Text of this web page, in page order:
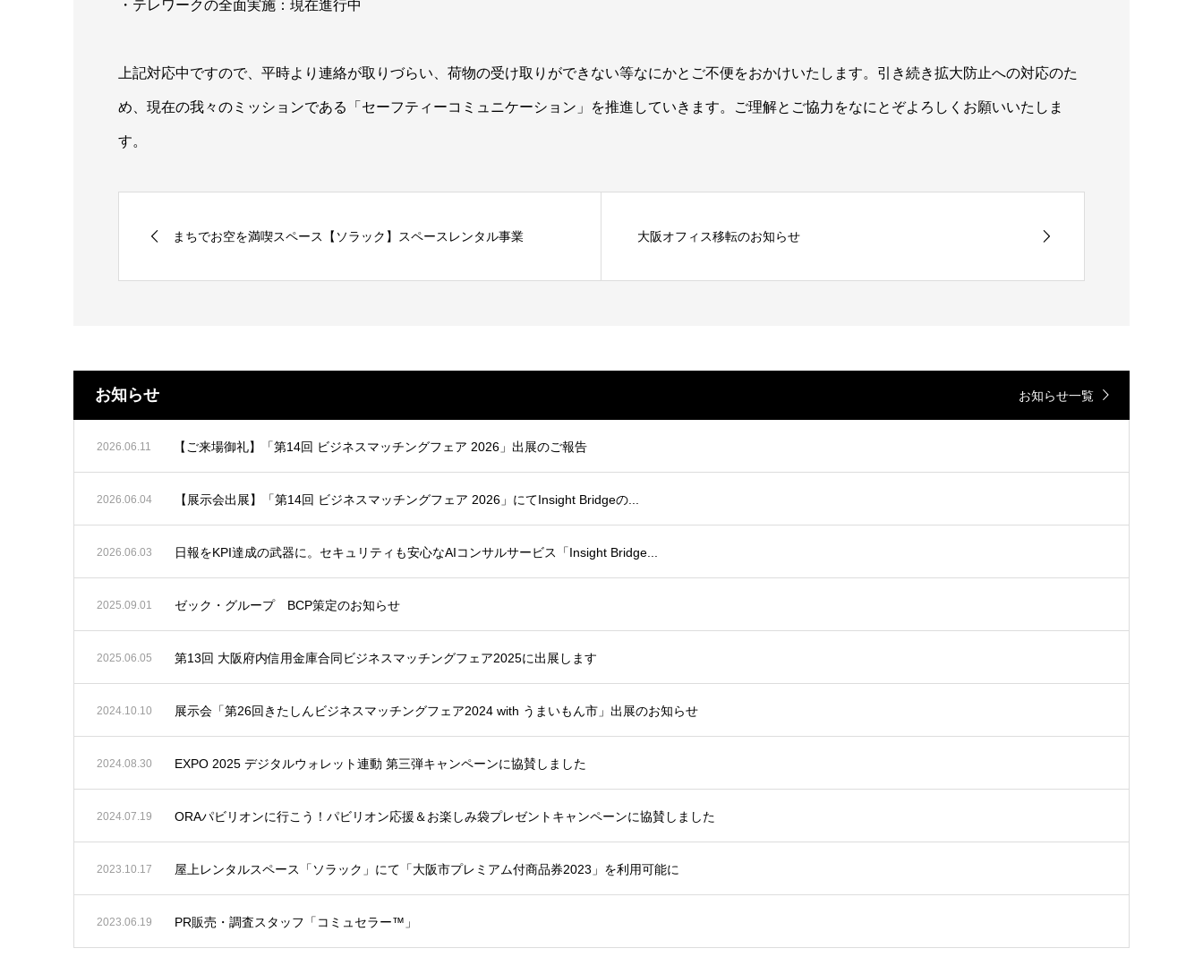
・テレワークの全面実施：現在進行中
上記対応中ですので、平時より連絡が取りづらい、荷物の受け取りができない等なにかとご不便をおかけいたします。引き続き拡大防止への対応のた
め、現在の我々のミッションである「セーフティーコミュニケーション」を推進していきます。ご理解とご協力をなにとぞよろしくお願いいたしま
す。
まちでお空を満喫スペース【ソラック】スペースレンタル事業 大阪オフィス移転のお知らせ
お知らせ お知らせ一覧
2026.06.11 【ご来場御礼】「第14回 ビジネスマッチングフェア 2026」出展のご報告
2026.06.04 【展示会出展】「第14回 ビジネスマッチングフェア 2026」にてInsight Bridgeの...
2026.06.03 日報をKPI達成の武器に。セキュリティも安心なAIコンサルサービス「Insight Bridge...
2025.09.01 ゼック・グループ BCP策定のお知らせ
2025.06.05 第13回 大阪府内信用金庫合同ビジネスマッチングフェア2025に出展します
2024.10.10 展示会「第26回きたしんビジネスマッチングフェア2024 with うまいもん市」出展のお知らせ
2024.08.30 EXPO 2025 デジタルウォレット連動 第三弾キャンペーンに協賛しました
2024.07.19 ORAパビリオンに行こう！パビリオン応援＆お楽しみ袋プレゼントキャンペーンに協賛しました
2023.10.17 屋上レンタルスペース「ソラック」にて「大阪市プレミアム付商品券2023」を利用可能に
2023.06.19 PR販売・調査スタッフ「コミュセラー™」